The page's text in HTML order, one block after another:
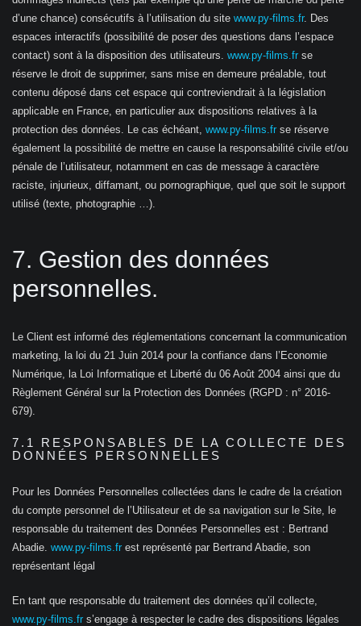
d’une chance) consécutifs à l’utilisation du site www.py-films.fr. Des
espaces interactifs (possibilité de poser des questions dans l’espace
contact) sont à la disposition des utilisateurs. www.py-films.fr se
réserve le droit de supprimer, sans mise en demeure préalable, tout
contenu déposé dans cet espace qui contreviendrait à la législation
applicable en France, en particulier aux dispositions relatives à la
protection des données. Le cas échéant, www.py-films.fr se réserve
également la possibilité de mettre en cause la responsabilité civile et/ou
pénale de l’utilisateur, notamment en cas de message à caractère
raciste, injurieux, diffamant, ou pornographique, quel que soit le support
utilisé (texte, photographie …).
7. Gestion des données
personnelles.
Le Client est informé des réglementations concernant la communication
marketing, la loi du 21 Juin 2014 pour la confiance dans l’Economie
Numérique, la Loi Informatique et Liberté du 06 Août 2004 ainsi que du
Règlement Général sur la Protection des Données (RGPD : n° 2016-
679).
7.1 RESPONSABLES DE LA COLLECTE DES
DONNÉES PERSONNELLES
Pour les Données Personnelles collectées dans le cadre de la création
du compte personnel de l’Utilisateur et de sa navigation sur le Site, le
responsable du traitement des Données Personnelles est : Bertrand
Abadie. www.py-films.fr est représenté par Bertrand Abadie, son
représentant légal
En tant que responsable du traitement des données qu’il collecte,
www.py-films.fr s’engage à respecter le cadre des dispositions légales